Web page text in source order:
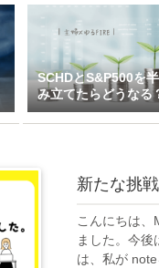
SCHDとS&P500を
み立てたらどうなる
ックス×高配当のハ
ド投資戦略
新たな挑
こんにちは、
ました。今
は、私が